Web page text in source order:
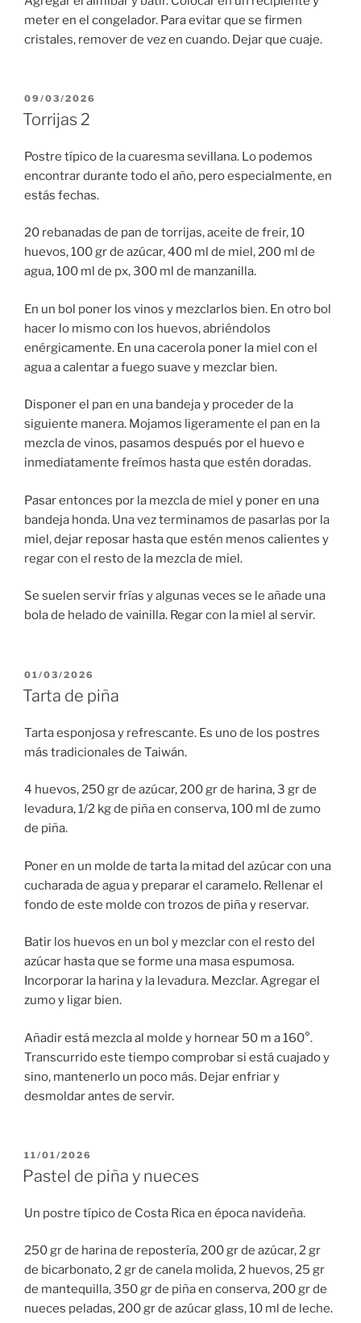
meter en el congelador. Para evitar que se firmen
cristales, remover de vez en cuando. Dejar que cuaje.
PUBLICADO
EL
09/03/2026
Torrijas 2
Postre típico de la cuaresma sevillana. Lo podemos
encontrar durante todo el año, pero especialmente, en
estás fechas.
20 rebanadas de pan de torrijas, aceite de freir, 10
huevos, 100 gr de azúcar, 400 ml de miel, 200 ml de
agua, 100 ml de px, 300 ml de manzanilla.
En un bol poner los vinos y mezclarlos bien. En otro bol
hacer lo mismo con los huevos, abriéndolos
enérgicamente. En una cacerola poner la miel con el
agua a calentar a fuego suave y mezclar bien.
Disponer el pan en una bandeja y proceder de la
siguiente manera. Mojamos ligeramente el pan en la
mezcla de vinos, pasamos después por el huevo e
inmediatamente freímos hasta que estén doradas.
Pasar entonces por la mezcla de miel y poner en una
bandeja honda. Una vez terminamos de pasarlas por la
miel, dejar reposar hasta que estén menos calientes y
regar con el resto de la mezcla de miel.
Se suelen servir frías y algunas veces se le añade una
bola de helado de vainilla. Regar con la miel al servir.
PUBLICADO
EL
01/03/2026
Tarta de piña
Tarta esponjosa y refrescante. Es uno de los postres
más tradicionales de Taiwán.
4 huevos, 250 gr de azúcar, 200 gr de harina, 3 gr de
levadura, 1/2 kg de piña en conserva, 100 ml de zumo
de piña.
Poner en un molde de tarta la mitad del azúcar con una
cucharada de agua y preparar el caramelo. Rellenar el
fondo de este molde con trozos de piña y reservar.
Batir los huevos en un bol y mezclar con el resto del
azúcar hasta que se forme una masa espumosa.
Incorporar la harina y la levadura. Mezclar. Agregar el
zumo y ligar bien.
Añadir está mezcla al molde y hornear 50 m a 160°.
Transcurrido este tiempo comprobar si está cuajado y
sino, mantenerlo un poco más. Dejar enfriar y
desmoldar antes de servir.
PUBLICADO
EL
11/01/2026
Pastel de piña y nueces
Un postre típico de Costa Rica en época navideña.
250 gr de harina de repostería, 200 gr de azúcar, 2 gr
de bicarbonato, 2 gr de canela molida, 2 huevos, 25 gr
de mantequilla, 350 gr de piña en conserva, 200 gr de
nueces peladas, 200 gr de azúcar glass, 10 ml de leche.